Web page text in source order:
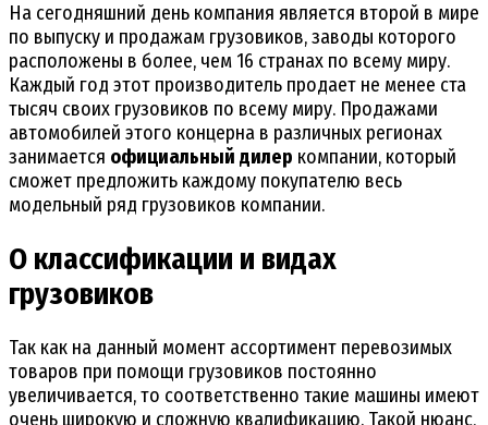
На сегодняшний день компания является второй в мире
по выпуску и продажам грузовиков, заводы которого
расположены в более, чем 16 странах по всему миру.
Каждый год этот производитель продает не менее ста
тысяч своих грузовиков по всему миру. Продажами
автомобилей этого концерна в различных регионах
занимается официальный дилер компании, который
сможет предложить каждому покупателю весь
модельный ряд грузовиков компании.
О классификации и видах
грузовиков
Так как на данный момент ассортимент перевозимых
товаров при помощи грузовиков постоянно
увеличивается, то соответственно такие машины имеют
очень широкую и сложную квалификацию. Такой нюанс,